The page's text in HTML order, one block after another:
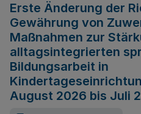
Erste Änderung der
Gewährung von
Maßnahmen zur
alltagsintegrierten
Bildungsarbeit in
August 2026 bis Juli